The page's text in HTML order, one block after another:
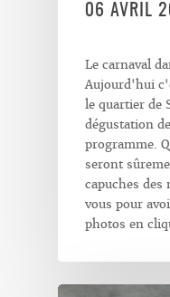
06 AVRIL
Le carnaval
Aujourd'hui
le quartier de
dégustation
programme.
seront
capuches des
vous pour
photos en